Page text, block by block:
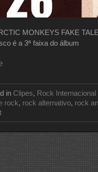
MONKEYS FAKE
é a 3ª faixa do álbum
in Clipes, Rock Internacional
rock, rock alternativo, rock
on
CLIPE